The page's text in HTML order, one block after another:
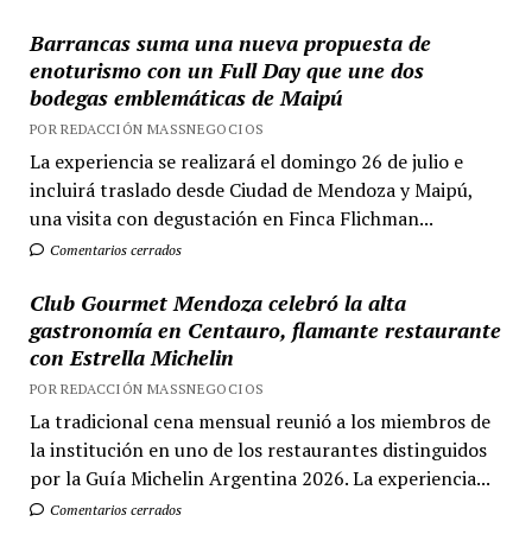
Barrancas suma una nueva propuesta de
enoturismo con un Full Day que une dos
bodegas emblemáticas de Maipú
POR REDACCIÓN MASSNEGOCIOS
La experiencia se realizará el domingo 26 de julio e
incluirá traslado desde Ciudad de Mendoza y Maipú,
una visita con degustación en Finca Flichman...
Comentarios cerrados
Club Gourmet Mendoza celebró la alta
gastronomía en Centauro, flamante restaurante
con Estrella Michelin
POR REDACCIÓN MASSNEGOCIOS
La tradicional cena mensual reunió a los miembros de
la institución en uno de los restaurantes distinguidos
por la Guía Michelin Argentina 2026. La experiencia...
Comentarios cerrados